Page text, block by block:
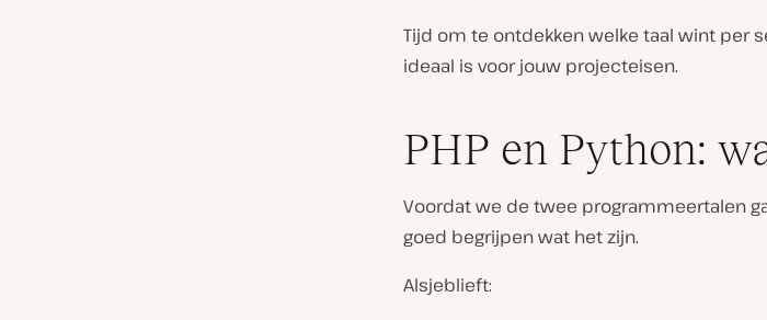
Tijd om te ontdekken welke taal wint per
ideaal is voor jouw projecteisen.
PHP en Python:
Voordat we de twee programmeertalen
goed begrijpen wat het zijn.
Alsjeblieft: